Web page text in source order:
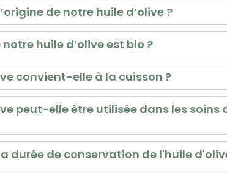
de notre huile d’olive ?
huile d’olive est bio ?
convient-elle à la cuisson ?
peut-elle être utilisée dans les soins
durée de conservation de l'huile